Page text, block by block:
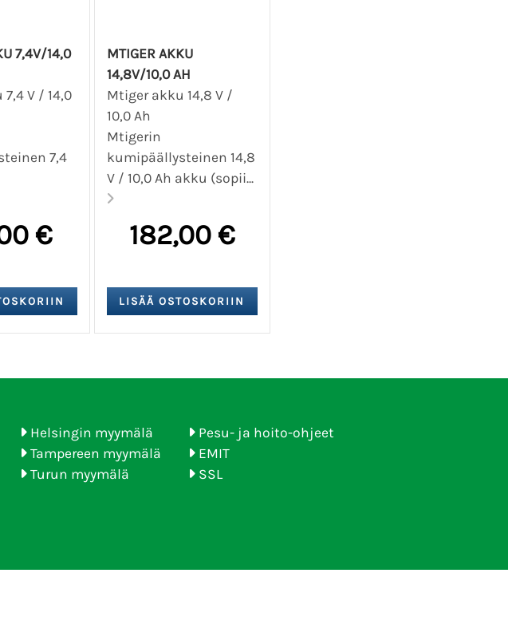
7,4V/14,0
V / 14,0
7,4
€
MTIGER AKKU
14,8V/10,0 AH
Mtiger akku 14,8 V /
10,0 Ah
Mtigerin
kumipäällysteinen 14,8
V / 10,0 Ah akku (sopii...
182,00 €
Helsingin myymälä
Tampereen myymälä
Turun myymälä
Pesu- ja hoito-ohjeet
EMIT
SSL